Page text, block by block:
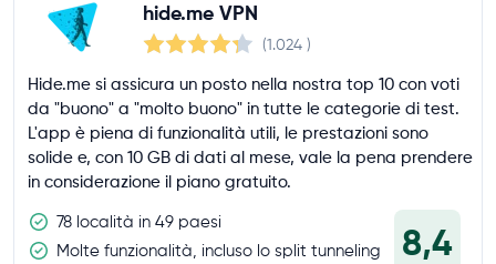
hide.me VPN
(1.024 )
Hide.me si assicura un posto nella nostra top 10 con voti
da "buono" a "molto buono" in tutte le categorie di test.
L'app è piena di funzionalità utili, le prestazioni sono
solide e, con 10 GB di dati al mese, vale la pena prendere
in considerazione il piano gratuito.
78 località in 49 paesi
Molte funzionalità, incluso lo split tunneling
8,4